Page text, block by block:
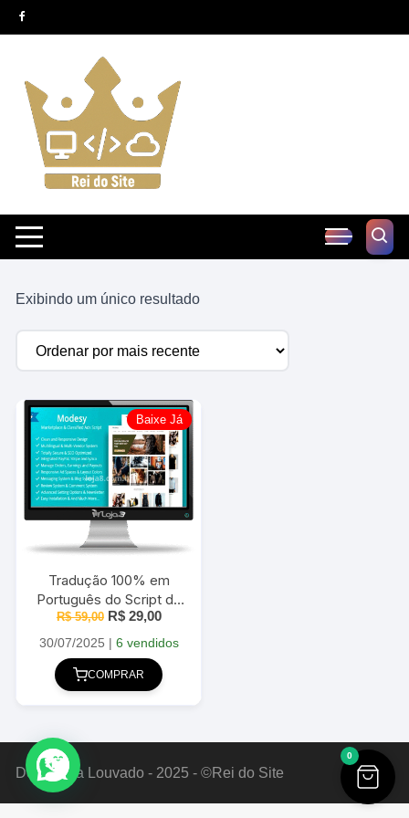
Pular
para
conteúdo
Exibindo um único resultado
Baixe Já
Tradução 100% em
Português do Script de
Classificados Modesy
V2.5.3
R$59,00 O
original
era:
R$ 59,00.
R$29,00O
atual
R$ 29,00.
30/07/2025 | 6 vendidos
COMPRAR
Deus Seja Louvado - 2025 - ©Rei do Site
0